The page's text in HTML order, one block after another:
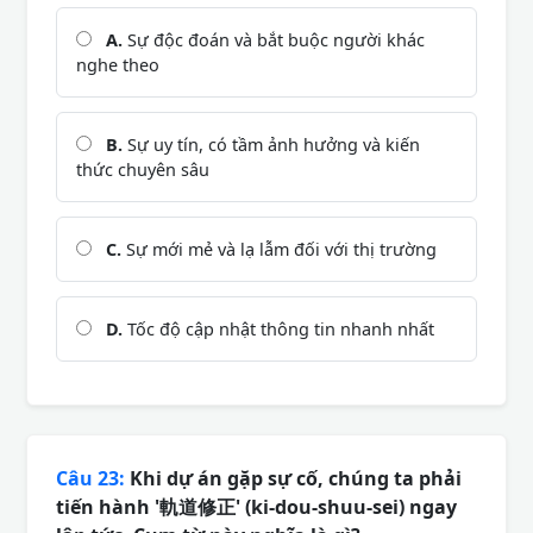
A. Sự độc đoán và bắt buộc người khác
nghe theo
B. Sự uy tín, có tầm ảnh hưởng và kiến
thức chuyên sâu
C. Sự mới mẻ và lạ lẫm đối với thị trường
D. Tốc độ cập nhật thông tin nhanh nhất
Câu 23: Khi dự án gặp sự cố, chúng ta phải
tiến hành '軌道修正' (ki-dou-shuu-sei) ngay